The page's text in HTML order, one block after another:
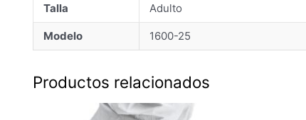
Talla Adulto
Modelo 1600-25
Productos relacionados